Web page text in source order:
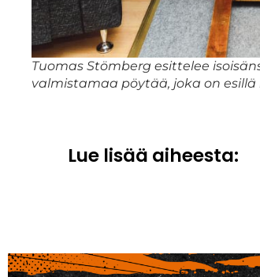
Tuomas Stömberg esittelee
valmistamaa pöytää, joka on
Lue lisää aiheesta: